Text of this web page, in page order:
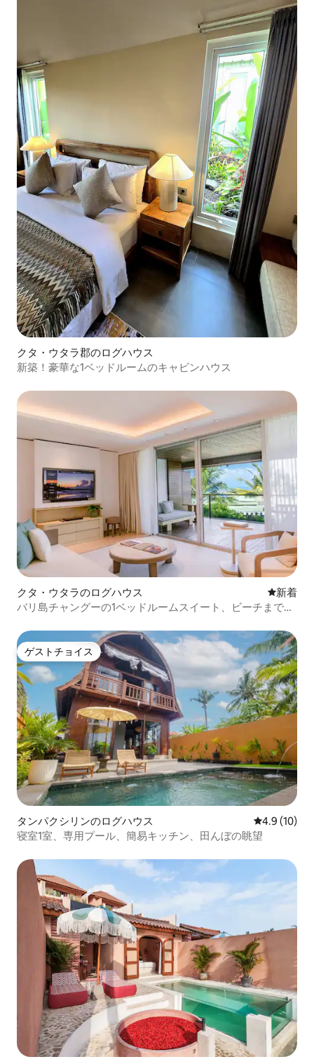
クタ・ウタラ郡のログハウス
新築！豪華な1ベッドルームのキャビンハウス
クタ・ウタラのログハウス 新しい宿
新着
バリ島チャングーの1ベッドルームスイート、ビーチまで徒
ゲストチョイス
ゲストチョイス
タンパクシリンのログハウス レビュー10
4.9 (10)
寝室1室、専用プール、簡易キッチン、田んぼの眺望